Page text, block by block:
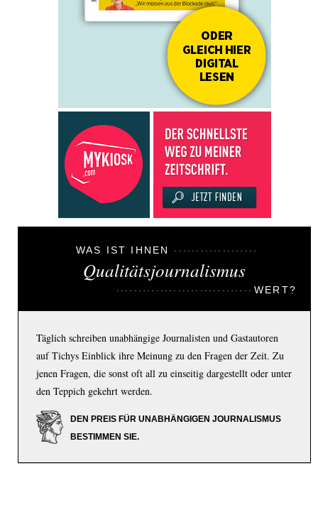
WAS IST IHNEN
Qualitätsjournalismus
WERT?
Täglich schreiben unabhängige Journalisten und Gastautoren
auf Tichys Einblick ihre Meinung zu den Fragen der Zeit. Zu
jenen Fragen, die sonst oft all zu einseitig dargestellt oder unter
den Teppich gekehrt werden.
DEN PREIS FÜR UNABHÄNGIGEN JOURNALISMUS
BESTIMMEN SIE.